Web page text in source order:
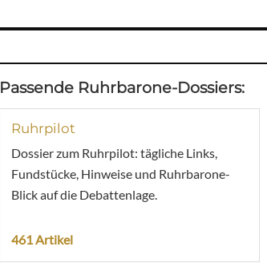
Passende Ruhrbarone-Dossiers:
Ruhrpilot
Dossier zum Ruhrpilot: tägliche Links,
Fundstücke, Hinweise und Ruhrbarone-
Blick auf die Debattenlage.
461 Artikel